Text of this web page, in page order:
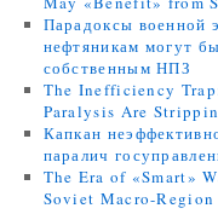
Парадоксы военной
нефтяникам могут
собственным НПЗ
The Inefficiency
Paralysis Are
Капкан
паралич
The Era of «Smart»
Soviet Macro-